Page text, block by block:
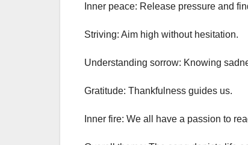
Inner peace: Release pressure and
Striving: Aim high without hesitation.
Understanding sorrow: Knowing
Gratitude: Thankfulness guides us.
Inner fire: We all have a passion to